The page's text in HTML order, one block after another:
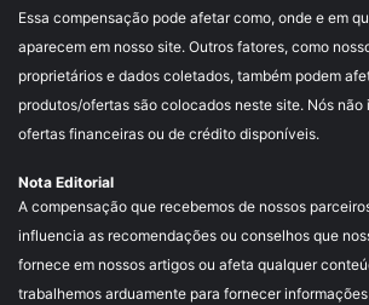
Essa compensação pode afetar como, onde e em
aparecem em nosso site. Outros fatores, como
proprietários e dados coletados, também podem
produtos/ofertas são colocados neste site. Nós não
ofertas financeiras ou de crédito disponíveis.
Nota Editorial
A compensação que recebemos de nossos
influencia as recomendações ou conselhos que
fornece em nossos artigos ou afeta qualquer
trabalhemos arduamente para fornecer